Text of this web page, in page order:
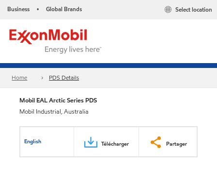
Business • Global Brands Select location
Home PDS Details
Mobil EAL Arctic Series PDS
Mobil Industrial, Australia
English Télécharger Partager